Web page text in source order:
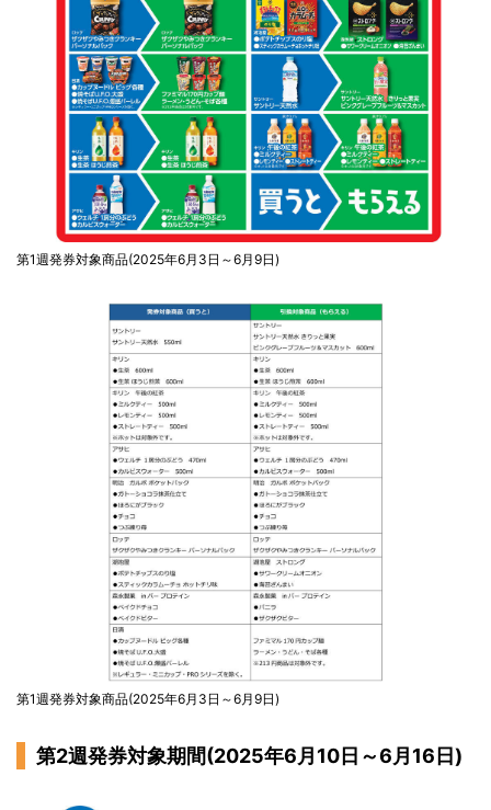
第1週発券対象商品(2025年6月3日～6月9日)
第1週発券対象商品(2025年6月3日～6月9日)
第2週発券対象期間(2025年6月10日～6月16日)